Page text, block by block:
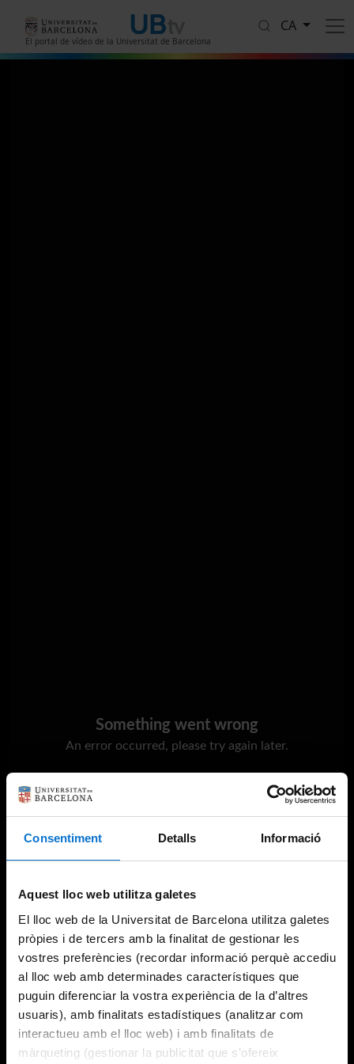
Consentiment Detalls Informació
Aquest lloc web utilitza galetes
El lloc web de la Universitat de Barcelona utilitza galetes
pròpies i de tercers amb la finalitat de gestionar les
vostres preferències (recordar informació perquè accediu
al lloc web amb determinades característiques que
puguin diferenciar la vostra experiència de la d’altres
usuaris), amb finalitats estadístiques (analitzar com
interactueu amb el lloc web) i amb finalitats de
màrqueting (gestionar la publicitat que s’ofereix
El portal de vídeo de la Universitat de Barcelona
CA
Something went wrong
An error occurred, please try again later.
Try again